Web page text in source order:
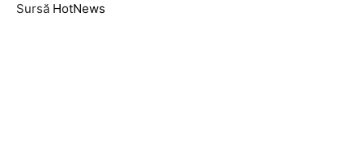
Sursă HotNews